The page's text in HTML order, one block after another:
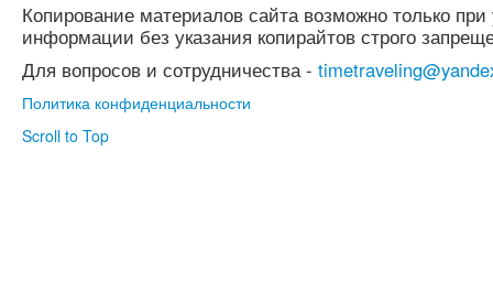
Копирование материалов сайта возможно только
информации без указания копирайтов строго
Для вопросов и сотрудничества -
Политика конфиденциальности
Scroll to Top